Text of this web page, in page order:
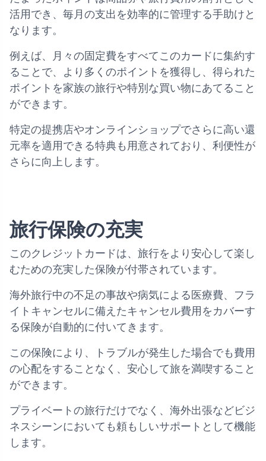
活用でき、毎月の支出を効率的に管理する手助けと
なります。
例えば、月々の固定費をすべてこのカードに集約す
ることで、より多くのポイントを獲得し、得られた
ポイントを家族の旅行や特別な買い物にあてること
ができます。
特定の提携店やオンラインショップでさらに高い還
元率を適用できる特典も用意されており、利便性が
さらに向上します。
旅行保険の充実
このクレジットカードは、旅行をより安心して楽し
むための充実した保険が付帯されています。
海外旅行中の不足の事故や病気による医療費、フラ
イトキャンセルに備えたキャンセル費用をカバーす
る保険が自動的に付いてきます。
この保険により、トラブルが発生した場合でも費用
の心配をすることなく、安心して旅を満喫すること
ができます。
プライベートの旅行だけでなく、海外出張などビジ
ネスシーンにおいても頼もしいサポートとして機能
します。